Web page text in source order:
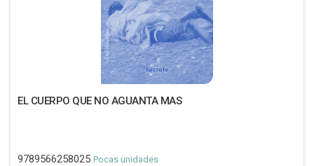
EL CUERPO QUE NO AGUANTA MAS
9789566258025 Pocas unidades